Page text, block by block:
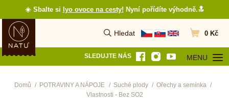
☀️ Sbalte si lyo ovoce na cesty! Nyní pořídíte výhodně.🔝
Hledat
Vyhledat Přejít do
0 Kč
SLEDUJTE NÁS MENU
OTEVŘÍT
Domů POTRAVINY A NÁPOJE Suché plody
Ořechy a semínka
Vlastnosti - Bez SO2